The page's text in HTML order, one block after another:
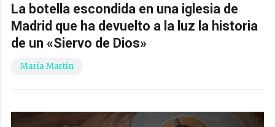
La botella escondida en una iglesia de
Madrid que ha devuelto a la luz la historia
de un «Siervo de Dios»
María Martín